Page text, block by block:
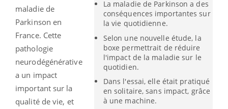
La maladie de Parkinson a des
conséquences importantes sur
la vie quotidienne.
Selon une nouvelle étude, la
boxe permettrait de réduire
l'impact de la maladie sur le
quotidien.
Dans l'essai, elle était pratiqué
en solitaire, sans impact, grâce
à une machine.
maladie de
Parkinson en
France. Cette
pathologie
neurodégénérative
a un impact
important sur la
qualité de vie, et